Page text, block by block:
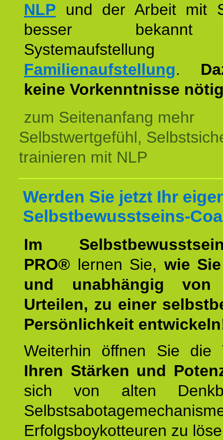
NLP und der Arbeit mit
besser
Familienaufstellung.
keine Vorkenntnisse
zum Seitenanfang mehr
Selbstwertgefühl,
trainieren mit NLP
Werden Sie jetzt Ihr
Selbstbewusstseins-
Im
PRO® lernen Sie, wie
und unabhängig von
Urteilen, zu einer
Persönlichkeit
Weiterhin öffnen Sie
Ihren Stärken und
sich von alten
Erfolgsboykotteuren zu